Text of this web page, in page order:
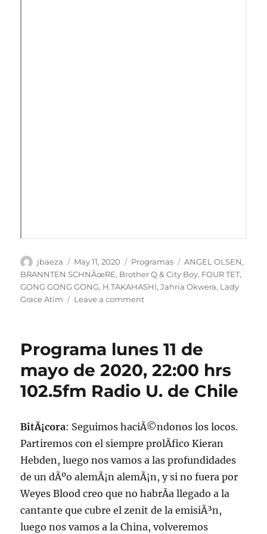
Author
jbaeza
Posted
on
May 11, 2020 Categories
Programas Tags
ANGEL OLSEN,
BRANNTEN SCHNÃœRE, Brother Q & City Boy, FOUR TET,
GONG GONG GONG, H.TAKAHASHI,Jahria Okwera, Lady
Grace Atim
Leave a commenton
11
mayo
de
2020
Programa lunes 11 de
mayo de 2020, 22:00 hrs
102.5fm Radio U. de Chile
BitÃ¡cora: Seguimos haciÃ©ndonos los locos.
Partiremos con el siempre prolÃ­fico Kieran
Hebden, luego nos vamos a las profundidades
de un dÃºo alemÃ¡n alemÃ¡n, y si no fuera por
Weyes Blood creo que no habrÃ­a llegado a la
cantante que cubre el zenit de la emisiÃ³n,
luego nos vamos a la China, volveremos